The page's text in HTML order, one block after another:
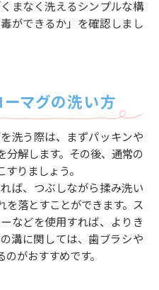
まなく洗えるシンプルな構
ができるか」を確認しまし
ーマグの洗い方
洗う際は、まずパッキンや
分解します。その後、通常の
りましょう。
ば、つぶしながら揉み洗い
を落とすことができます。ス
などを使用すれば、よりき
溝に関しては、歯ブラシや
がおすすめです。